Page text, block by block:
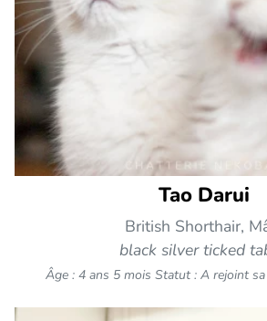
Tao Darui
British Shorthair,
black silver ticked
Âge : 4 ans 5 mois Statut : A rejoint